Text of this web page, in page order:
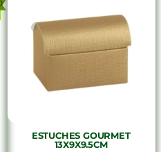
ESTUCHES GOURMET
13X9X9.5CM